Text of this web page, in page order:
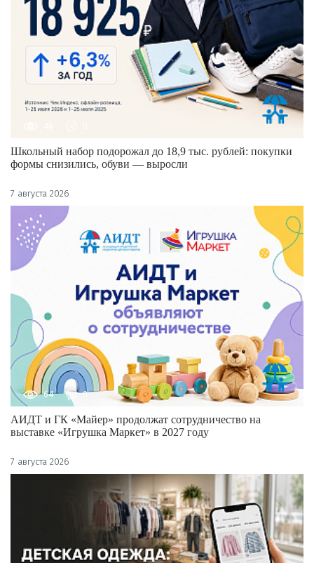
Школьный набор подорожал до 18,9 тыс. рублей: покупки
формы снизились, обуви — выросли
7 августа 2026
64 0
АИДТ и ГК «Майер» продолжат сотрудничество на
выставке «Игрушка Маркет» в 2027 году
7 августа 2026